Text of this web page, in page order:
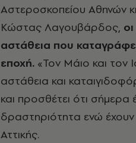
Αστεροσκοπείου Αθηνών
Κώστας Λαγουβάρδος,
αστάθεια που
εποχή. «Τον Μάιο και τον
αστάθεια και
και προσθέτει ότι σήμερα
δραστηριότητα ενώ
Αττικής.